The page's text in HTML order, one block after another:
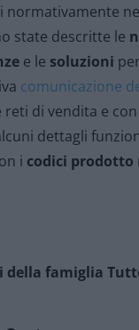
normativamente
state descritte le
e le soluzioni
comunicazione
reti di vendita e
dettagli
i codici prodotto
famiglia